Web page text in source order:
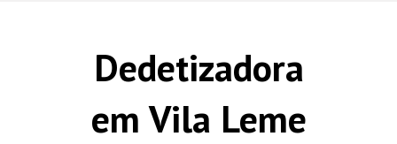
Dedetizadora
em Vila Leme